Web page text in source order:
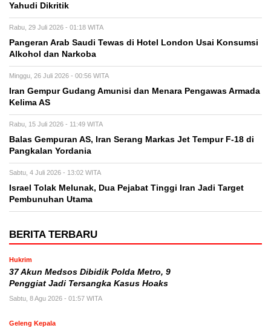
Yahudi Dikritik
Rabu, 29 Juli 2026 - 01:18 WITA
Pangeran Arab Saudi Tewas di Hotel London Usai Konsumsi
Alkohol dan Narkoba
Minggu, 26 Juli 2026 - 00:56 WITA
Iran Gempur Gudang Amunisi dan Menara Pengawas Armada
Kelima AS
Rabu, 15 Juli 2026 - 11:49 WITA
Balas Gempuran AS, Iran Serang Markas Jet Tempur F-18 di
Pangkalan Yordania
Sabtu, 4 Juli 2026 - 13:02 WITA
Israel Tolak Melunak, Dua Pejabat Tinggi Iran Jadi Target
Pembunuhan Utama
BERITA TERBARU
Hukrim
37 Akun Medsos Dibidik Polda Metro, 9
Penggiat Jadi Tersangka Kasus Hoaks
Sabtu, 8 Agu 2026 - 01:57 WITA
Geleng Kepala